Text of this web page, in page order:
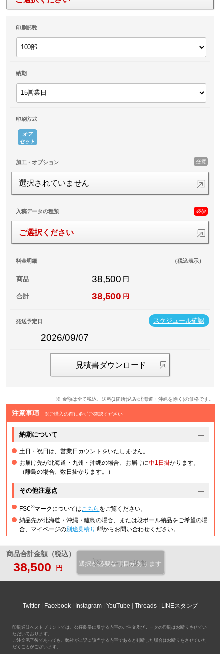
印刷部数
納期
印刷方式
オフ
セット
加工・オプション 任意
選択されていません
入稿データの種類 必須
ご選択ください
料金明細 （税込表示）
商品 38,500 円
合計 38,500 円
スケジュール確認
発送予定日
2026/09/07
見積書ダウンロード
※ 金額は全て税込、送料(1箇所)込み(北海道・沖縄を除く)の価格です。
注意事項 ※ご購入の前に必ずご確認ください
納期について
土日・祝日は、営業日カウントをいたしません。
お届け先が北海道・九州・沖縄の場合、お届けに中1日掛かります。
（離島の場合、数日掛かります。）
その他注意点
FSC®マークについてはこちら をご覧ください。
納品先が北海道・沖縄・離島の場合、または段ボール納品をご希望の場
合、マイページの別途見積り からお問い合わせください。
商品合計金額（税込）
38,500 円
カートに追加
選択が必要な項目があります
Twitter Facebook Instagram YouTube Threads LINEスタンプ
印刷通販ベストプリントでは、公序良俗に反する内容のご注文及びデータの印刷はお断りさせてい
ただいております。
ご注文完了後であっても、弊社が上記に該当する内容であると判断した場合はお断りをさせていた
だくことがございます。